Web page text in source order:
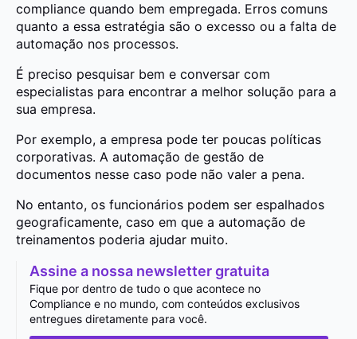
compliance quando bem empregada. Erros comuns
quanto a essa estratégia são o excesso ou a falta de
automação nos processos.
É preciso pesquisar bem e conversar com
especialistas para encontrar a melhor solução para a
sua empresa.
Por exemplo, a empresa pode ter poucas políticas
corporativas. A automação de gestão de
documentos nesse caso pode não valer a pena.
No entanto, os funcionários podem ser espalhados
geograficamente, caso em que a automação de
treinamentos poderia ajudar muito.
Assine a nossa newsletter gratuita
Fique por dentro de tudo o que acontece no
Compliance e no mundo, com conteúdos exclusivos
entregues diretamente para você.